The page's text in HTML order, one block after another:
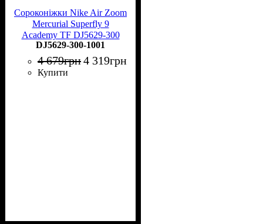
Сороконіжки Nike Air Zoom
Mercurial Superfly 9
Academy TF DJ5629-300
DJ5629-300-1001
4 679грн4 319грн
Купити